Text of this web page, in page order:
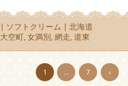
| ソフトクリーム | 北海道
大空町,女満別,網走,道東
1 … 7 ›